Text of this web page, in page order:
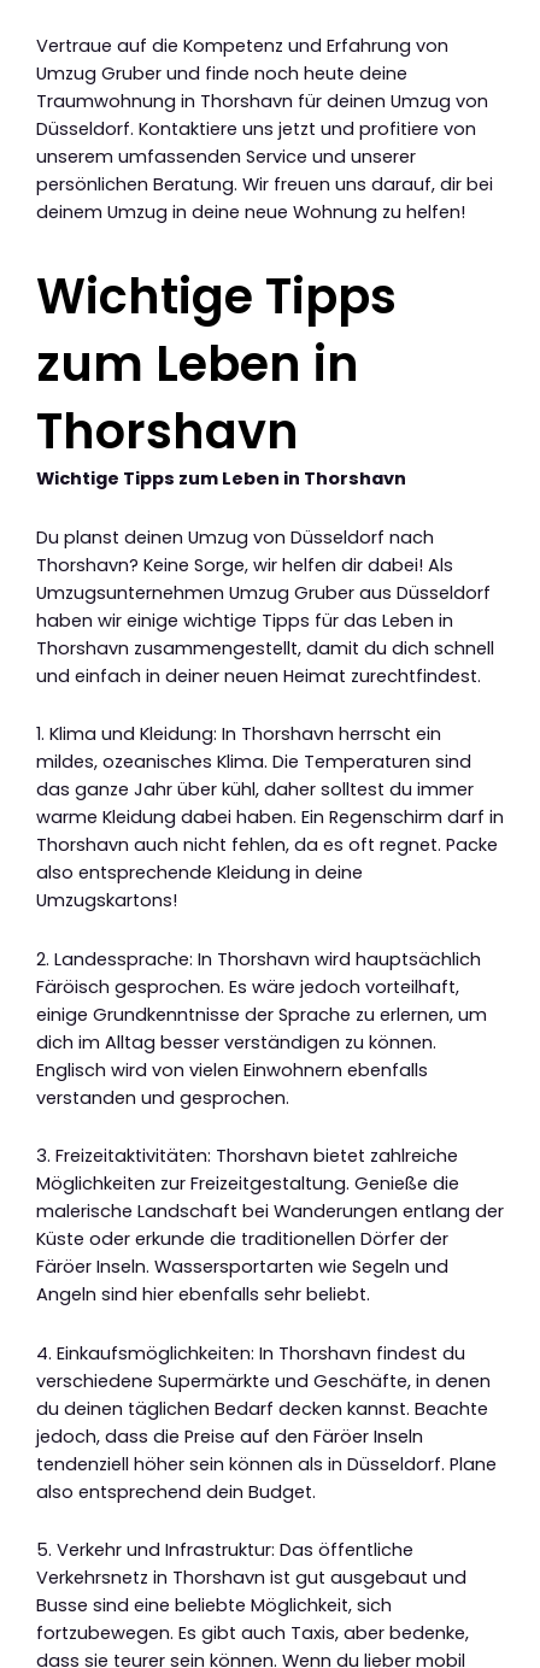
Vertraue auf die Kompetenz und Erfahrung von
Umzug Gruber und finde noch heute deine
Traumwohnung in Thorshavn für deinen Umzug von
Düsseldorf. Kontaktiere uns jetzt und profitiere von
unserem umfassenden Service und unserer
persönlichen Beratung. Wir freuen uns darauf, dir bei
deinem Umzug in deine neue Wohnung zu helfen!
Wichtige Tipps
zum Leben in
Thorshavn
Wichtige Tipps zum Leben in Thorshavn
Du planst deinen Umzug von Düsseldorf nach
Thorshavn? Keine Sorge, wir helfen dir dabei! Als
Umzugsunternehmen Umzug Gruber aus Düsseldorf
haben wir einige wichtige Tipps für das Leben in
Thorshavn zusammengestellt, damit du dich schnell
und einfach in deiner neuen Heimat zurechtfindest.
1. Klima und Kleidung: In Thorshavn herrscht ein
mildes, ozeanisches Klima. Die Temperaturen sind
das ganze Jahr über kühl, daher solltest du immer
warme Kleidung dabei haben. Ein Regenschirm darf in
Thorshavn auch nicht fehlen, da es oft regnet. Packe
also entsprechende Kleidung in deine
Umzugskartons!
2. Landessprache: In Thorshavn wird hauptsächlich
Färöisch gesprochen. Es wäre jedoch vorteilhaft,
einige Grundkenntnisse der Sprache zu erlernen, um
dich im Alltag besser verständigen zu können.
Englisch wird von vielen Einwohnern ebenfalls
verstanden und gesprochen.
3. Freizeitaktivitäten: Thorshavn bietet zahlreiche
Möglichkeiten zur Freizeitgestaltung. Genieße die
malerische Landschaft bei Wanderungen entlang der
Küste oder erkunde die traditionellen Dörfer der
Färöer Inseln. Wassersportarten wie Segeln und
Angeln sind hier ebenfalls sehr beliebt.
4. Einkaufsmöglichkeiten: In Thorshavn findest du
verschiedene Supermärkte und Geschäfte, in denen
du deinen täglichen Bedarf decken kannst. Beachte
jedoch, dass die Preise auf den Färöer Inseln
tendenziell höher sein können als in Düsseldorf. Plane
also entsprechend dein Budget.
5. Verkehr und Infrastruktur: Das öffentliche
Verkehrsnetz in Thorshavn ist gut ausgebaut und
Busse sind eine beliebte Möglichkeit, sich
fortzubewegen. Es gibt auch Taxis, aber bedenke,
dass sie teurer sein können. Wenn du lieber mobil